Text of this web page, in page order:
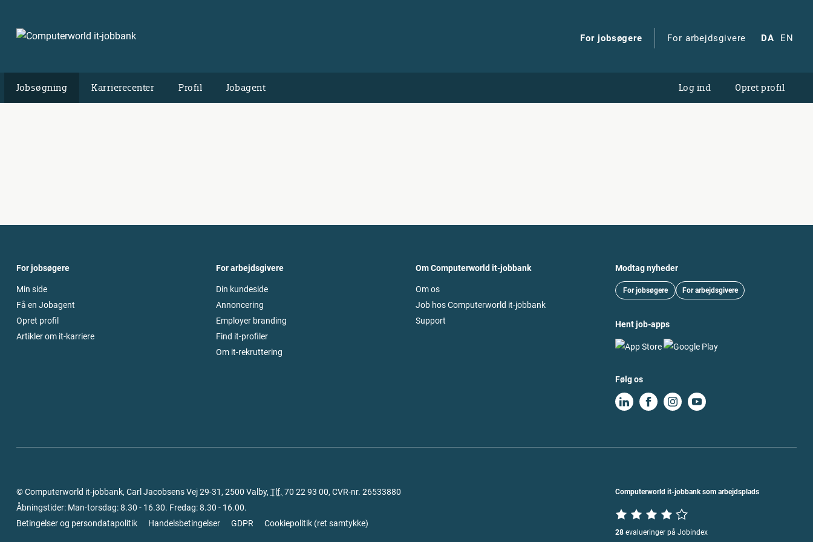
For jobsøgere For arbejdsgivere DA EN
Jobsøgning Karrierecenter Profil Jobagent Log ind Opret profil
For jobsøgere
Min side
Få en Jobagent
Opret profil
Artikler om it-karriere
For arbejdsgivere
Din kundeside
Annoncering
Employer branding
Find it-profiler
Om it-rekruttering
Om Computerworld it-jobbank
Om os
Job hos Computerworld it-jobbank
Support
Modtag nyheder
For jobsøgere For arbejdsgivere
Hent job-apps
Følg os
© Computerworld it-jobbank, Carl Jacobsens Vej 29-31, 2500 Valby, Tlf. 70 22 93 00, CVR-nr. 26533880
Åbningstider: Man-torsdag: 8.30 - 16.30. Fredag: 8.30 - 16.00.
Betingelser og persondatapolitik
Handelsbetingelser GDPR Cookiepolitik (ret samtykke)
Computerworld it-jobbank som arbejdsplads
28 evalueringer på Jobindex